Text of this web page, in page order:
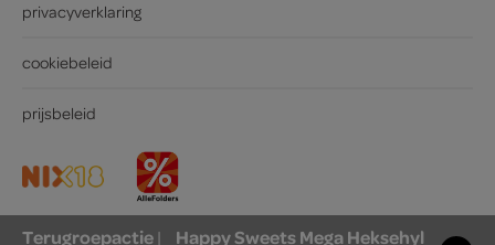
privacyverklaring
cookiebeleid
prijsbeleid
Terugroepactie| Happy Sweets Mega Heksehyl